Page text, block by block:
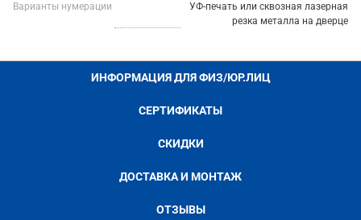
Варианты нумерации
УФ-печать или сквозная лазерная
резка металла на дверце
ИНФОРМАЦИЯ ДЛЯ ФИЗ/ЮР.ЛИЦ
СЕРТИФИКАТЫ
СКИДКИ
ДОСТАВКА И МОНТАЖ
ОТЗЫВЫ